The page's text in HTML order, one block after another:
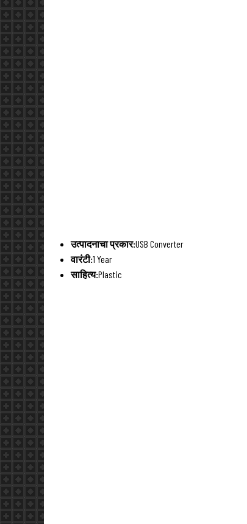
उत्पादनाचा प्रकार:USB Converter
वारंटी:1 Year
साहित्य:Plastic